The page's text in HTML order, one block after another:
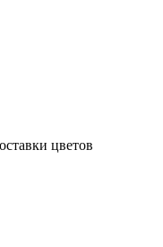
цветов